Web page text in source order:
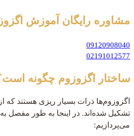
مشاوره رایگان آموزش
09120908040
02191012577
ساختار اگزوزوم چگونه
اگزوزوم‌ها ذرات بسیار ریزی هستند
تشکیل شده‌اند. در اینجا به طور مفصل
می‌پردازیم: